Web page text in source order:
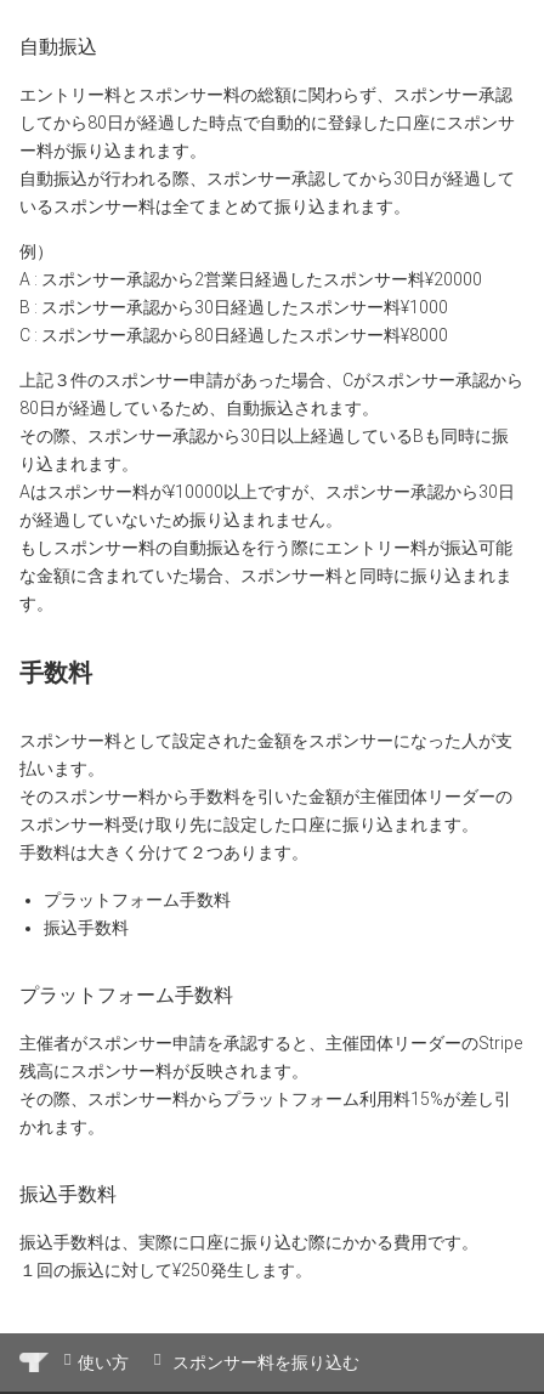
自動振込
エントリー料とスポンサー料の総額に関わらず、スポンサー承認
してから80日が経過した時点で自動的に登録した口座にスポンサ
ー料が振り込まれます。
自動振込が行われる際、スポンサー承認してから30日が経過して
いるスポンサー料は全てまとめて振り込まれます。
例）
A : スポンサー承認から2営業日経過したスポンサー料¥20000
B : スポンサー承認から30日経過したスポンサー料¥1000
C : スポンサー承認から80日経過したスポンサー料¥8000
上記３件のスポンサー申請があった場合、Cがスポンサー承認から
80日が経過しているため、自動振込されます。
その際、スポンサー承認から30日以上経過しているBも同時に振
り込まれます。
Aはスポンサー料が¥10000以上ですが、スポンサー承認から30日
が経過していないため振り込まれません。
もしスポンサー料の自動振込を行う際にエントリー料が振込可能
な金額に含まれていた場合、スポンサー料と同時に振り込まれま
す。
手数料
スポンサー料として設定された金額をスポンサーになった人が支
払います。
そのスポンサー料から手数料を引いた金額が主催団体リーダーの
スポンサー料受け取り先に設定した口座に振り込まれます。
手数料は大きく分けて２つあります。
プラットフォーム手数料
振込手数料
プラットフォーム手数料
主催者がスポンサー申請を承認すると、主催団体リーダーのStripe
残高にスポンサー料が反映されます。
その際、スポンサー料からプラットフォーム利用料15%が差し引
かれます。
振込手数料
振込手数料は、実際に口座に振り込む際にかかる費用です。
１回の振込に対して¥250発生します。
使い方 スポンサー料を振り込む